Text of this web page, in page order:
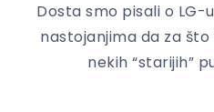
Dosta smo pisali o
nastojanjima da za
nekih “starijih”